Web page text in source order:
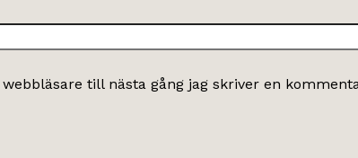
till nästa gång jag skriver en